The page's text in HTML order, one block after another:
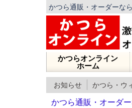
かつら通販・オーダーな
かつらオンライン
ホーム
お知らせ かつら・ウ
かつら通販・オーダ